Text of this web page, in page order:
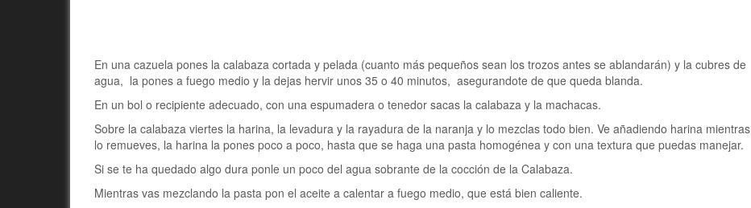
En una cazuela pones la calabaza cortada y pelada (cuanto más pequeños sean los trozos antes se ablandarán) y la cubres de
agua, la pones a fuego medio y la dejas hervir unos 35 o 40 minutos, asegurandote de que queda blanda.
En un bol o recipiente adecuado, con una espumadera o tenedor sacas la calabaza y la machacas.
Sobre la calabaza viertes la harina, la levadura y la rayadura de la naranja y lo mezclas todo bien. Ve añadiendo harina mientras
lo remueves, la harina la pones poco a poco, hasta que se haga una pasta homogénea y con una textura que puedas manejar.
Si se te ha quedado algo dura ponle un poco del agua sobrante de la cocción de la Calabaza.
Mientras vas mezclando la pasta pon el aceite a calentar a fuego medio, que está bien caliente.